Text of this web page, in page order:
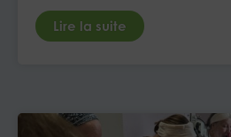
Lire la suite